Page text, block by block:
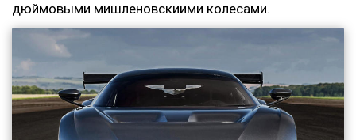
дюймовыми мишленовскиими колесами.